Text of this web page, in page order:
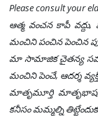
Please consult your
ఆత్మ వంచన కాపీ వద్దు,
మంచిని పంచిన పెంచిన
మా సామాజిక చైతన్య
మంచిని పెంచే, ఆదర్శ
మాతృమూర్తి
కనీసం మమ్మల్ని